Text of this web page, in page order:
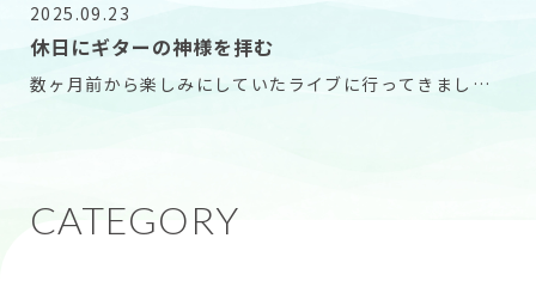
2025.09.23
休日にギターの神様を拝む
数ヶ月前から楽しみにしていたライブに行ってきまし